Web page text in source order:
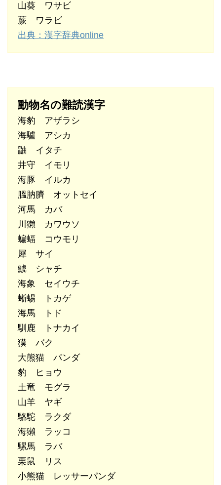
山葵 ワサビ
蕨 ワラビ
出典：漢字辞典online
動物名の難読漢字
海豹 アザラシ
海驢 アシカ
鼬 イタチ
井守 イモリ
海豚 イルカ
膃肭臍 オットセイ
河馬 カバ
川獺 カワウソ
蝙蝠 コウモリ
犀 サイ
鯱 シャチ
海象 セイウチ
蜥蜴 トカゲ
海馬 トド
馴鹿 トナカイ
獏 バク
大熊猫 パンダ
豹 ヒョウ
土竜 モグラ
山羊 ヤギ
駱駝 ラクダ
海獺 ラッコ
騾馬 ラバ
栗鼠 リス
小熊猫 レッサーパンダ